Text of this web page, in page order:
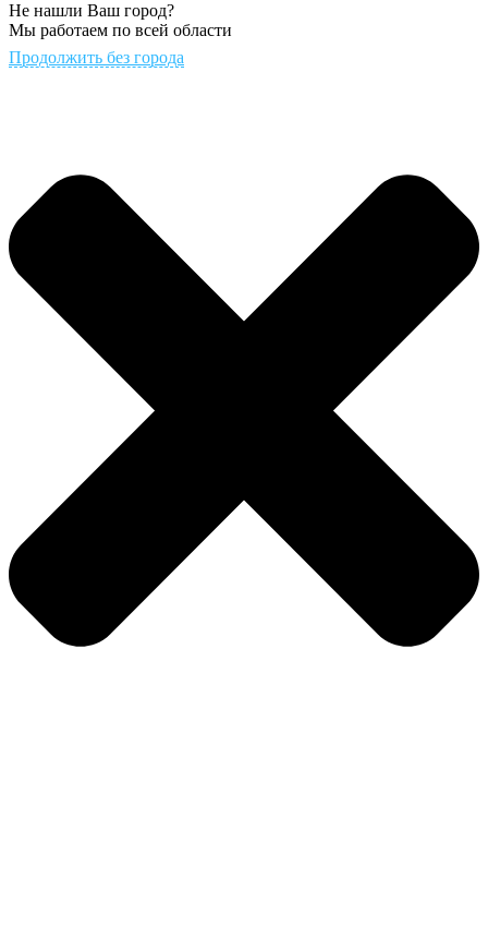
Не нашли Ваш город?
Мы работаем по всей области
Продолжить без города